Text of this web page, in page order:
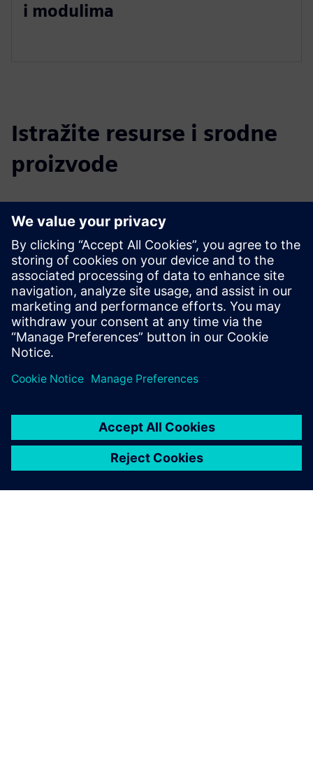
i modulima
Istražite resurse i srodne
proizvode
Dodatne informacije i resursi
Vodič za implementaciju NX: Započnite u najboljim
uvjetima
Preduvjeti
Budite opremljeni NX CAD/CAM ili ga planirajte nabaviti